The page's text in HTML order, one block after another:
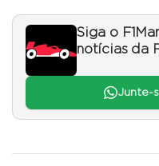
Siga o
notícias da
Junte-